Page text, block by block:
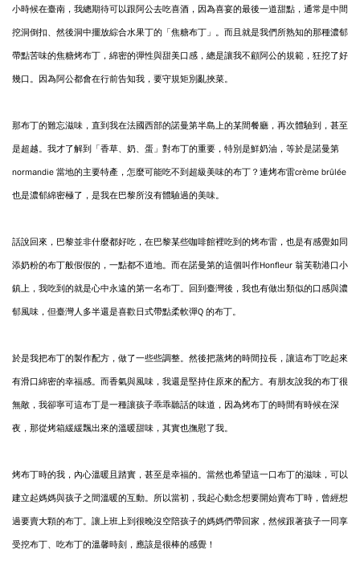
小時候在臺南，我總期待可以跟阿公去吃喜酒，因為喜宴的最後一道甜點， 通常是中間
挖洞倒扣、然後洞中擺放綜合水果丁的「焦糖布丁」。而且就是我們所熟知的那種濃郁
帶點苦味的焦糖烤布丁，綿密的彈性與甜美口感，總是讓我不顧阿公的規範，狂挖了好
幾口。因為阿公都會在行前告知我，要守規矩別亂挾菜。
那布丁的難忘滋味，直到我在法國西部的諾曼第半島上的某間餐廳，再次體驗到，甚至
是超越。我才了解到「香草、奶、蛋」對布丁的重要，特別是鮮奶油，等於是諾曼第
normandie 當地的主要特產，怎麼可能吃不到超級美味的布丁？連烤布雷crème brûlée
也是濃郁綿密極了，是我在巴黎所沒有體驗過的美味。
話說回來，巴黎並非什麼都好吃，在巴黎某些咖啡館裡吃到的烤布雷，也是有感覺如同
添奶粉的布丁般假假的，一點都不道地。而在諾曼第的這個叫作Honfleur 翁芙勒港口小
鎮上，我吃到的就是心中永遠的第一名布丁。回到臺灣後，我也有做出類似的口感與濃
郁風味，但臺灣人多半還是喜歡日式帶點柔軟彈Q 的布丁。
於是我把布丁的製作配方，做了一些些調整。然後把蒸烤的時間拉長，讓這布丁吃起來
有滑口綿密的幸福感。而香氣與風味，我還是堅持住原來的配方。 有朋友說我的布丁很
無敵，我卻寧可這布丁是一種讓孩子乖乖聽話的味道， 因為烤布丁的時間有時候在深
夜，那從烤箱緩緩飄出來的溫暖甜味，其實也撫慰了我。
烤布丁時的我，內心溫暖且踏實，甚至是幸福的。當然也希望這一口布丁的滋味，可以
建立起媽媽與孩子之間溫暖的互動。所以當初，我起心動念想要開始賣布丁時，曾經想
過要賣大顆的布丁。讓上班上到很晚沒空陪孩子的媽媽們帶回家，然候跟著孩子一同享
受挖布丁、吃布丁的溫馨時刻，應該是很棒的感覺！